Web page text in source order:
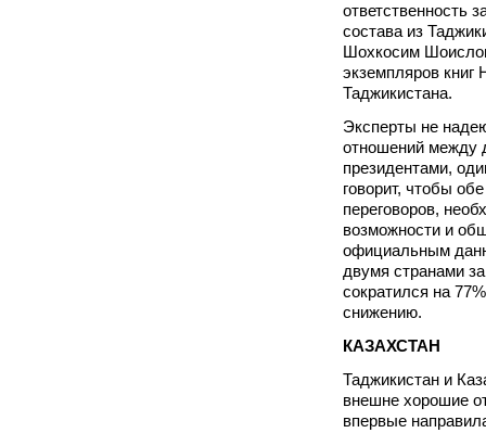
ответственность
состава из
Шохкосим
экземпляров книг
Таджикистана.
Эксперты не
отношений между
президентами,
говорит, чтобы
переговоров,
возможности и
официальным
двумя странами
сократился на
снижению.
КАЗАХСТАН
Таджикистан и
внешне хорошие
впервые